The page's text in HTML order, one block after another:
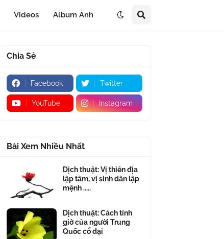
Videos Album Ảnh
Chia Sẻ
Facebook Twitter
YouTube Instagram
Bài Xem Nhiều Nhất
Dịch thuật: Vị thiên địa
lập tâm, vị sinh dân lập
mệnh .....
Dịch thuật: Cách tính
giờ của người Trung
Quốc cổ đại